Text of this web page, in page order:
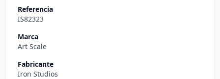
Referencia
IS82323
Marca
Art Scale
Fabricante
Iron Studios